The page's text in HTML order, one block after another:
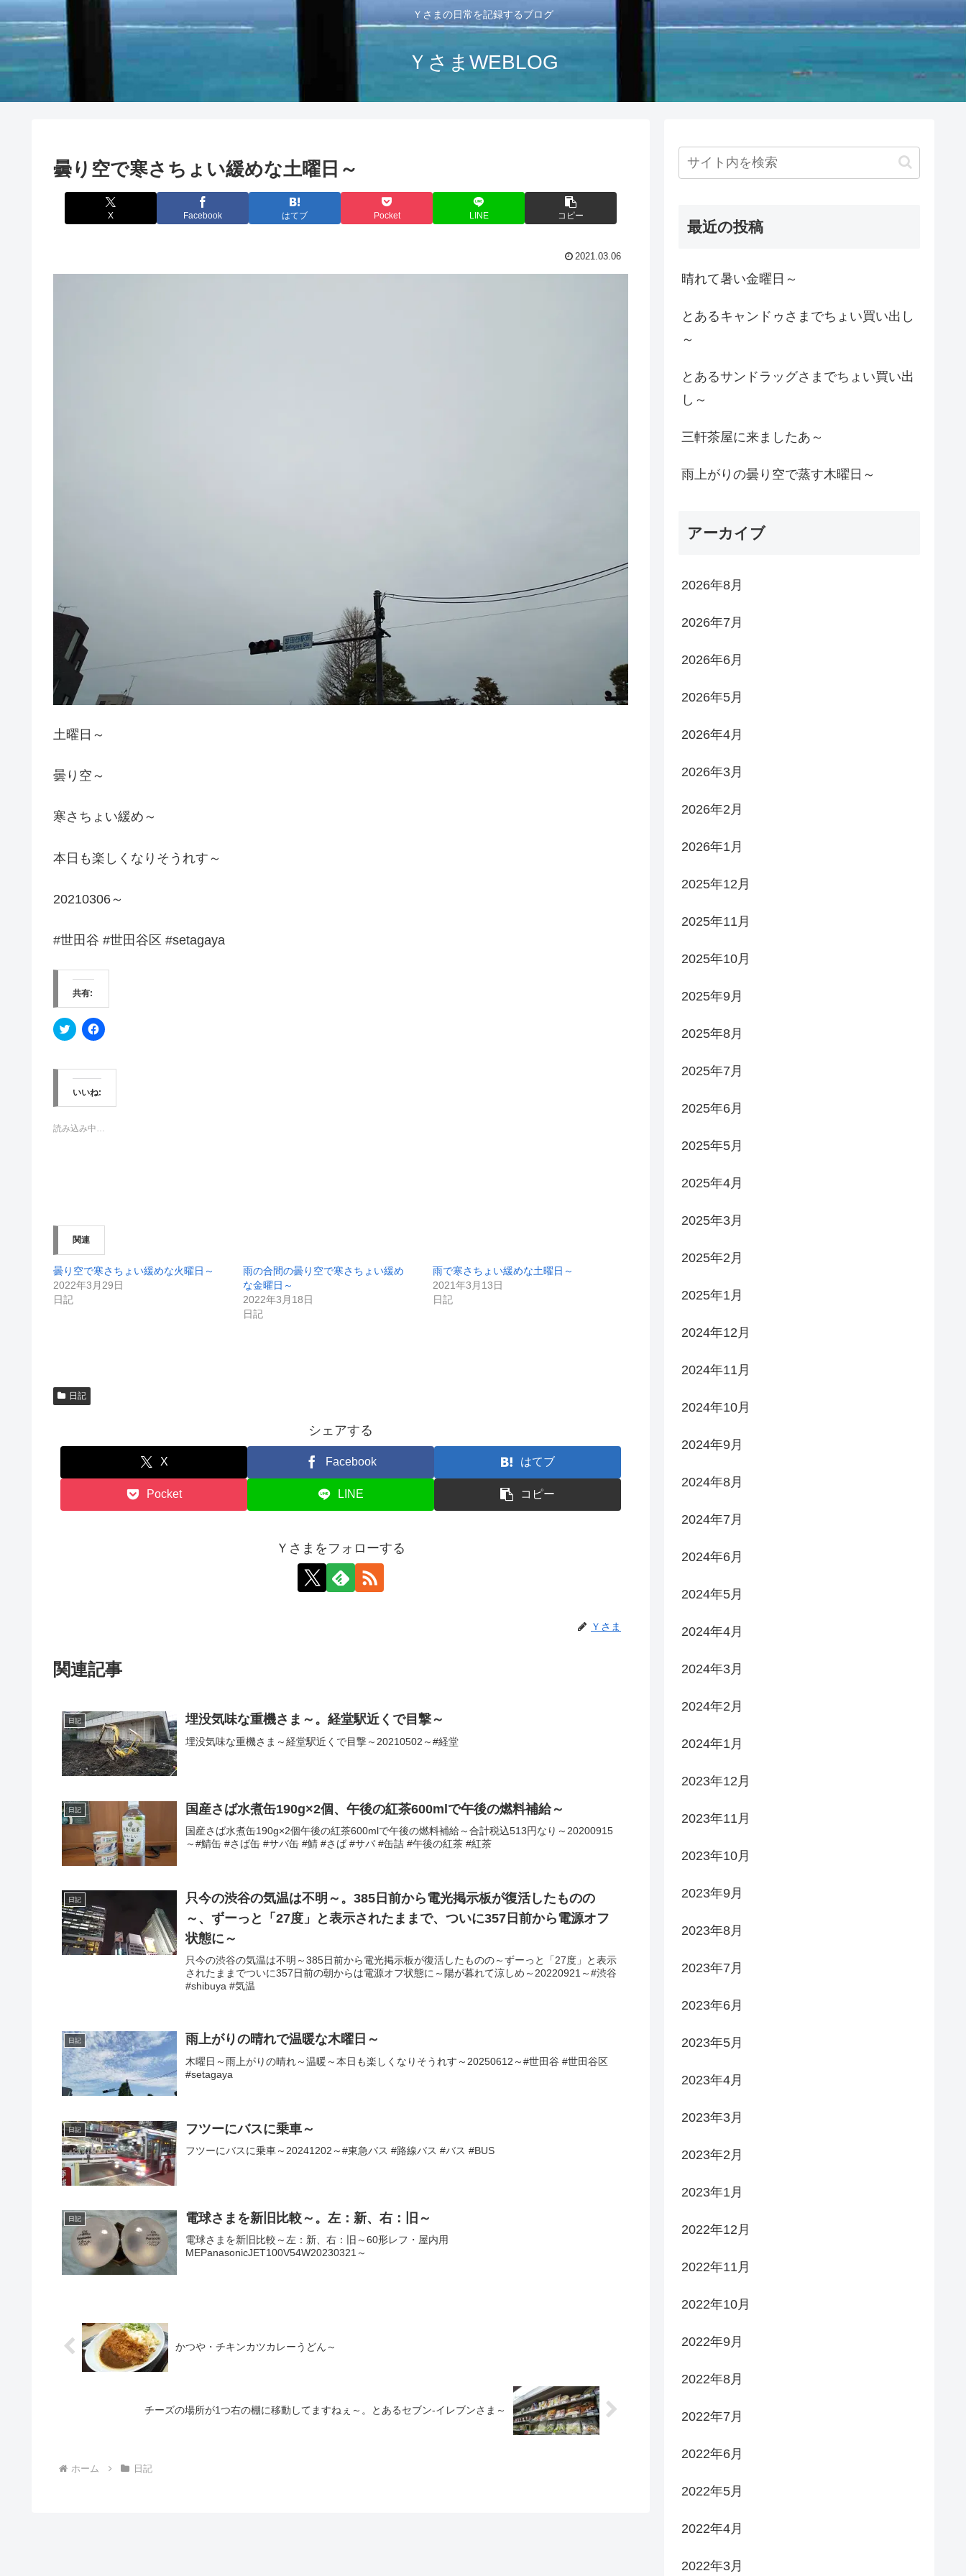
Ｙさまの日常を記録するブログ
ＹさまWEBLOG
曇り空で寒さちょい緩めな土曜日～
X Facebook はてブ Pocket LINE コピー
2021.03.06
土曜日～
曇り空～
寒さちょい緩め～
本日も楽しくなりそうれす～
20210306～
#世田谷 #世田谷区 #setagaya
共有:
ク
リ
て
T
w
t
e
ィ
ン
ド
ウ
開
き
ま
す
)
F
a
o
o
k
共
す
く
い
新
し
い
いいね:
読み込み中…
関連
曇り空で寒さちょい緩めな火曜日～
2022年3月29日
日記
雨の合間の曇り空で寒さちょい緩め
な金曜日～
2022年3月18日
日記
雨で寒さちょい緩めな土曜日～
2021年3月13日
日記
日記
シェアする
X Facebook はてブ
Pocket LINE コピー
Ｙさまをフォローする
Ｙさま
関連記事
日記 埋没気味な重機さま～。経堂駅近くで目撃～
埋没気味な重機さま～経堂駅近くで目撃～20210502～#経堂
日記 国産さば水煮缶190g×2個、午後の紅茶600mlで午後の燃料補給～
国産さば水煮缶190g×2個午後の紅茶600mlで午後の燃料補給～合計税込513円なり～20200915
～#鯖缶 #さば缶 #サバ缶 #鯖 #さば #サバ #缶詰 #午後の紅茶 #紅茶
日記
只今の渋谷の気温は不明～。385日前から電光掲示板が復活したものの
～、ずーっと「27度」と表示されたままで、ついに357日前から電源オフ
状態に～
只今の渋谷の気温は不明～385日前から電光掲示板が復活したものの～ずーっと「27度」と表示
されたままでついに357日前の朝からは電源オフ状態に～陽が暮れて涼しめ～20220921～#渋谷
#shibuya #気温
日記 雨上がりの晴れで温暖な木曜日～
木曜日～雨上がりの晴れ～温暖～本日も楽しくなりそうれす～20250612～#世田谷 #世田谷区
#setagaya
日記 フツーにバスに乗車～
フツーにバスに乗車～20241202～#東急バス #路線バス #バス #BUS
日記 電球さまを新旧比較～。左：新、右：旧～
電球さまを新旧比較～左：新、右：旧～60形レフ・屋内用
MEPanasonicJET100V54W20230321～
かつや・チキンカツカレーうどん～
チーズの場所が1つ右の棚に移動してますねぇ～。とあるセブン-イレブンさま～
ホーム 日記
最近の投稿
晴れて暑い金曜日～
とあるキャンドゥさまでちょい買い出し
～
とあるサンドラッグさまでちょい買い出
し～
三軒茶屋に来ましたあ～
雨上がりの曇り空で蒸す木曜日～
アーカイブ
2026年8月
2026年7月
2026年6月
2026年5月
2026年4月
2026年3月
2026年2月
2026年1月
2025年12月
2025年11月
2025年10月
2025年9月
2025年8月
2025年7月
2025年6月
2025年5月
2025年4月
2025年3月
2025年2月
2025年1月
2024年12月
2024年11月
2024年10月
2024年9月
2024年8月
2024年7月
2024年6月
2024年5月
2024年4月
2024年3月
2024年2月
2024年1月
2023年12月
2023年11月
2023年10月
2023年9月
2023年8月
2023年7月
2023年6月
2023年5月
2023年4月
2023年3月
2023年2月
2023年1月
2022年12月
2022年11月
2022年10月
2022年9月
2022年8月
2022年7月
2022年6月
2022年5月
2022年4月
2022年3月